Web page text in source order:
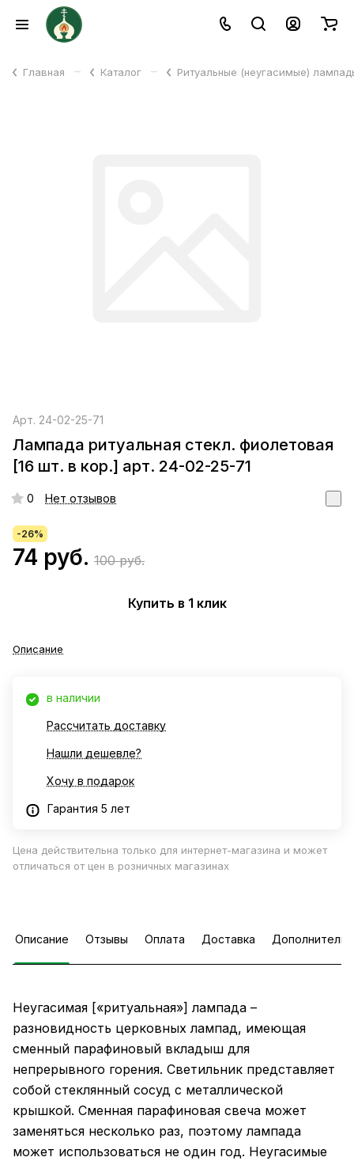
Главная – Каталог – Ритуальные (неугасимые)
Арт. 24-02-25-71
Лампада ритуальная стекл. фиолетовая
[16 шт. в кор.] арт. 24-02-25-71
0 Нет отзывов
-26%
74 руб. 100 руб.
Купить в 1 клик
Описание
в наличии
Рассчитать доставку
Нашли дешевле?
Хочу в подарок
Гарантия 5 лет
Цена действительна только для интернет-магазина и может
отличаться от цен в розничных магазинах
Описание Отзывы Оплата Доставка
Неугасимая [«ритуальная»] лампада –
разновидность церковных лампад, имеющая
сменный парафиновый вкладыш для
непрерывного горения. Светильник представляет
собой стеклянный сосуд с металлической
крышкой. Сменная парафиновая свеча может
заменяться несколько раз, поэтому лампада
может использоваться не один год. Неугасимые